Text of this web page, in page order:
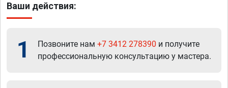
Ваши действия:
1 Позвоните нам +7 3412 278390 и получите
профессиональную консультацию у мастера.